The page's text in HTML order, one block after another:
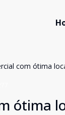
com ótima
ótima